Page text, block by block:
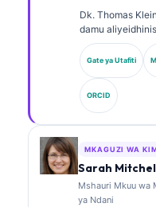
Dk. Thomas
damu
magonjwa ya
uzoefu katika
kimatibabu
Tiba katika
kimatibabu wa
neva wa
kuhusu tafsiri
Gate ya Utafiti
ORCID
MKAGUZI WA
Sarah
Mshauri Mkuu wa
ya Ndani